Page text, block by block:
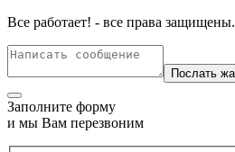
Все работает! - все права защищены.
Заполните форму
и мы Вам перезвоним